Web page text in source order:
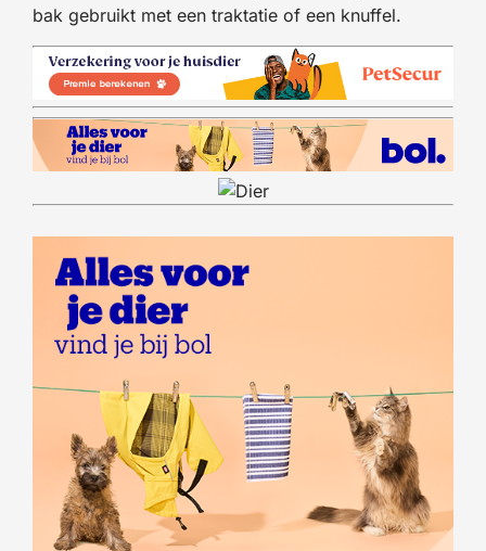
bak gebruikt met een traktatie of een knuffel.